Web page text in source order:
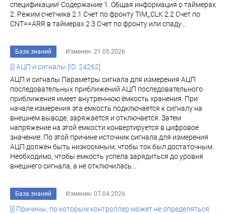
спецификации! Содержание 1. Общая информация о таймерах
2. Режим счетчика 2.1 Счет по фронту TIM_CLK 2.2 Счет по
CNT==ARR в таймерах 2.3 Счет по фронту или спаду...
База знаний Изменен: 21.05.2026
[i] АЦП и сигналы [ID: 24262]
АЦП и сигналы Параметры сигнала для измерения АЦП
последовательных приближений АЦП последовательного
приближения имеет внутреннюю ёмкость хранения. При
начале измерения эта емкость подключается к сигналу на
внешнем выводе, заряжается и отключается. Затем
напряжение на этой емкости конвертируется в цифровое
значение. По этой причине источник сигнала для измерения
АЦП должен быть низкоомным, чтобы ток был достаточным.
Необходимо, чтобы емкость успела зарядиться до уровня
внешнего сигнала, а не отключилась...
База знаний Изменен: 07.04.2026
[i] Причины, по которым контроллер может не определяться